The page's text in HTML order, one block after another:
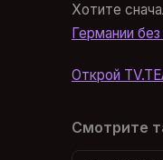
Хотите
Германии
Открой
Смотрите